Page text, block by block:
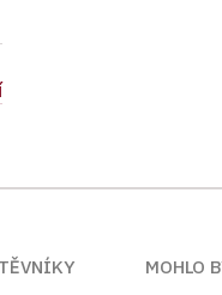
MOHLO